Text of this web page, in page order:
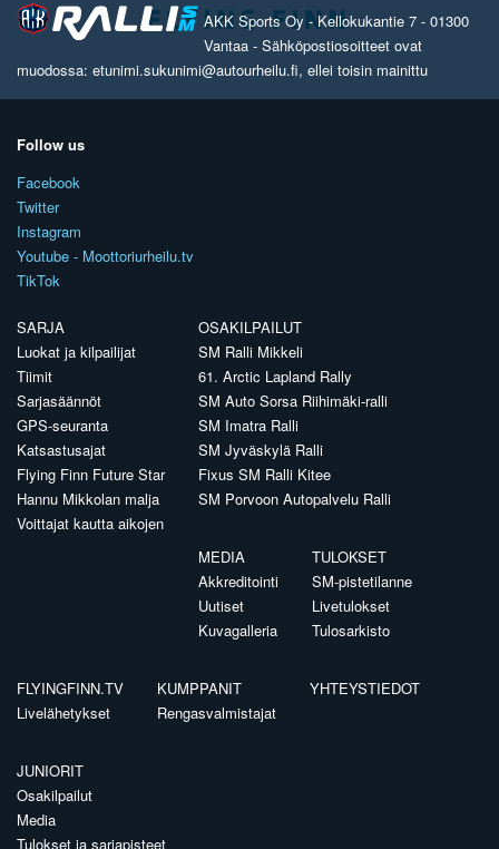
AKK Sports Oy - Kellokukantie 7 - 01300
Vantaa - Sähköpostiosoitteet ovat
muodossa: etunimi.sukunimi@autourheilu.fi, ellei toisin mainittu
Follow us
Facebook
Twitter
Instagram
Youtube - Moottoriurheilu.tv
TikTok
SARJA
Luokat ja kilpailijat
Tiimit
Sarjasäännöt
GPS-seuranta
Katsastusajat
Flying Finn Future Star
Hannu Mikkolan malja
Voittajat kautta aikojen
OSAKILPAILUT
SM Ralli Mikkeli
61. Arctic Lapland Rally
SM Auto Sorsa Riihimäki-ralli
SM Imatra Ralli
SM Jyväskylä Ralli
Fixus SM Ralli Kitee
SM Porvoon Autopalvelu Ralli
MEDIA
Akkreditointi
Uutiset
Kuvagalleria
TULOKSET
SM-pistetilanne
Livetulokset
Tulosarkisto
FLYINGFINN.TV
Livelähetykset
KUMPPANIT
Rengasvalmistajat
YHTEYSTIEDOT
JUNIORIT
Osakilpailut
Media
Tulokset ja sarjapisteet